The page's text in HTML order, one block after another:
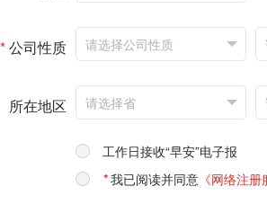
*公司性质
所在地区
工作日接收“早安”电子报
*我已阅读并同意 《网络注册